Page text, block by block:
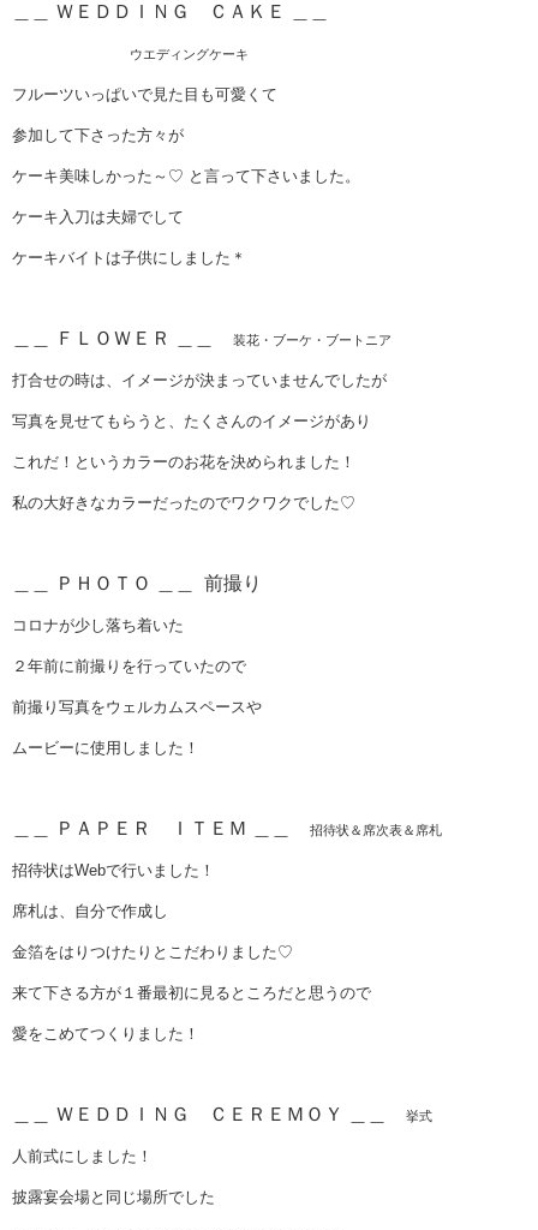
＿＿ ＷＥＤＤＩＮＧ ＣＡＫＥ ＿＿
ウエディングケーキ
フルーツいっぱいで見た目も可愛くて
参加して下さった方々が
ケーキ美味しかった～♡ と言って下さいました。
ケーキ入刀は夫婦でして
ケーキバイトは子供にしました＊
＿＿ ＦＬＯＷＥＲ ＿＿ 装花・ブーケ・ブートニア
打合せの時は、イメージが決まっていませんでしたが
写真を見せてもらうと、たくさんのイメージがあり
これだ！というカラーのお花を決められました！
私の大好きなカラーだったのでワクワクでした♡
＿＿ ＰＨＯＴＯ ＿＿ 前撮り
コロナが少し落ち着いた
２年前に前撮りを行っていたので
前撮り写真をウェルカムスペースや
ムービーに使用しました！
＿＿ ＰＡＰＥＲ ＩＴＥＭ ＿＿ 招待状＆席次表＆席札
招待状はWebで行いました！
席札は、自分で作成し
金箔をはりつけたりとこだわりました♡
来て下さる方が１番最初に見るところだと思うので
愛をこめてつくりました！
＿＿ ＷＥＤＤＩＮＧ ＣＥＲＥＭＯＹ ＿＿ 挙式
人前式にしました！
披露宴会場と同じ場所でした